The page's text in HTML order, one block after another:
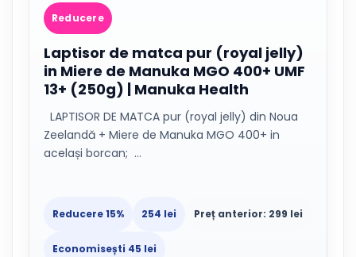
Reducere
Laptisor de matca pur (royal jelly)
in Miere de Manuka MGO 400+ UMF
13+ (250g) | Manuka Health
LAPTISOR DE MATCA pur (royal jelly) din Noua
Zeelandă + Miere de Manuka MGO 400+ in
același borcan; …
Reducere 15% 254 lei Preț anterior: 299 lei
Economisești 45 lei